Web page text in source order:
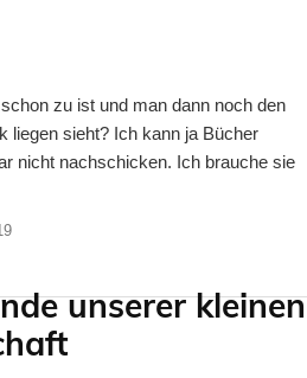
zu ist und man dann noch den
liegen sieht? Ich kann ja Bücher
nicht nachschicken. Ich brauche sie
unserer kleinen